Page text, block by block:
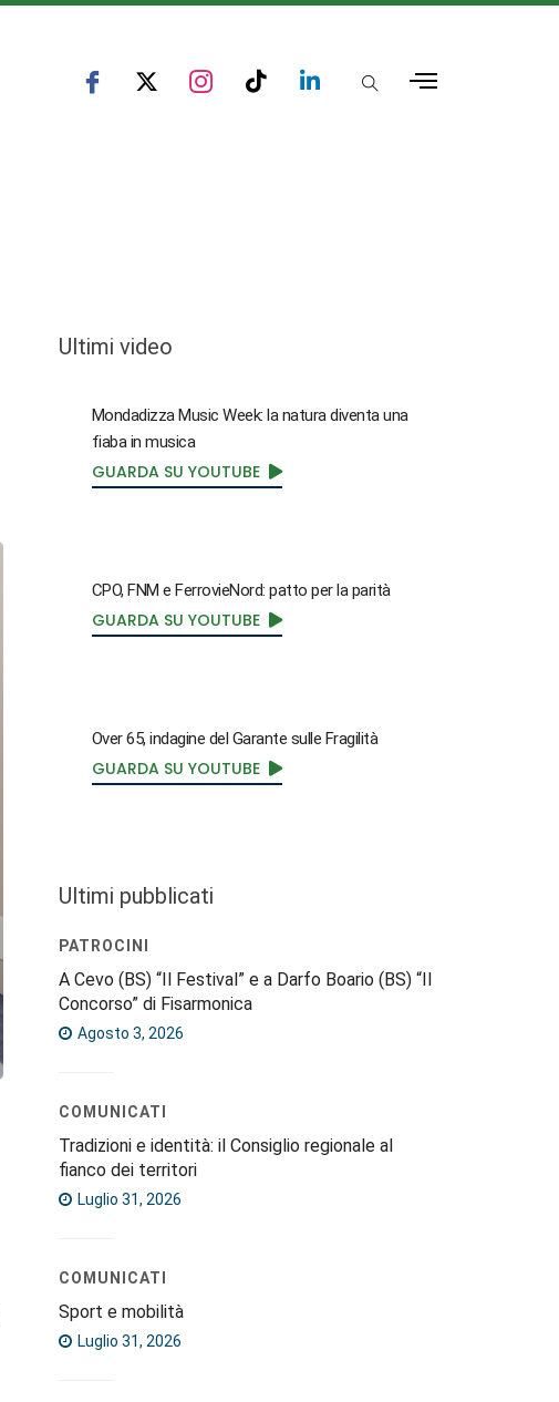
Ultimi video
Mondadizza Music Week: la natura diventa una
fiaba in musica
GUARDA SU YOUTUBE
CPO, FNM e FerrovieNord: patto per la parità
GUARDA SU YOUTUBE
Over 65, indagine del Garante sulle Fragilità
GUARDA SU YOUTUBE
Ultimi pubblicati
PATROCINI
A Cevo (BS) “Il Festival” e a Darfo Boario (BS) “Il
Concorso” di Fisarmonica
Agosto 3, 2026
COMUNICATI
Tradizioni e identità: il Consiglio regionale al
fianco dei territori
Luglio 31, 2026
COMUNICATI
Sport e mobilità
Luglio 31, 2026